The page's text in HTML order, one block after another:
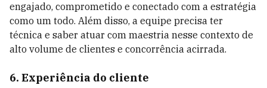
engajado, comprometido e conectado com a estratégia
como um todo. Além disso, a equipe precisa ter
técnica e saber atuar com maestria nesse contexto de
alto volume de clientes e concorrência acirrada.
6. Experiência do cliente